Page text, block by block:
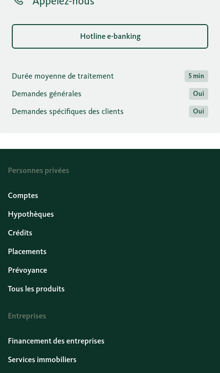
Hotline e-banking
Durée moyenne de traitement 5 min
Demandes générales Oui
Demandes spécifiques des clients Oui
Personnes privées
Comptes
Hypothèques
Crédits
Placements
Prévoyance
Tous les produits
Entreprises
Financement des entreprises
Services immobiliers